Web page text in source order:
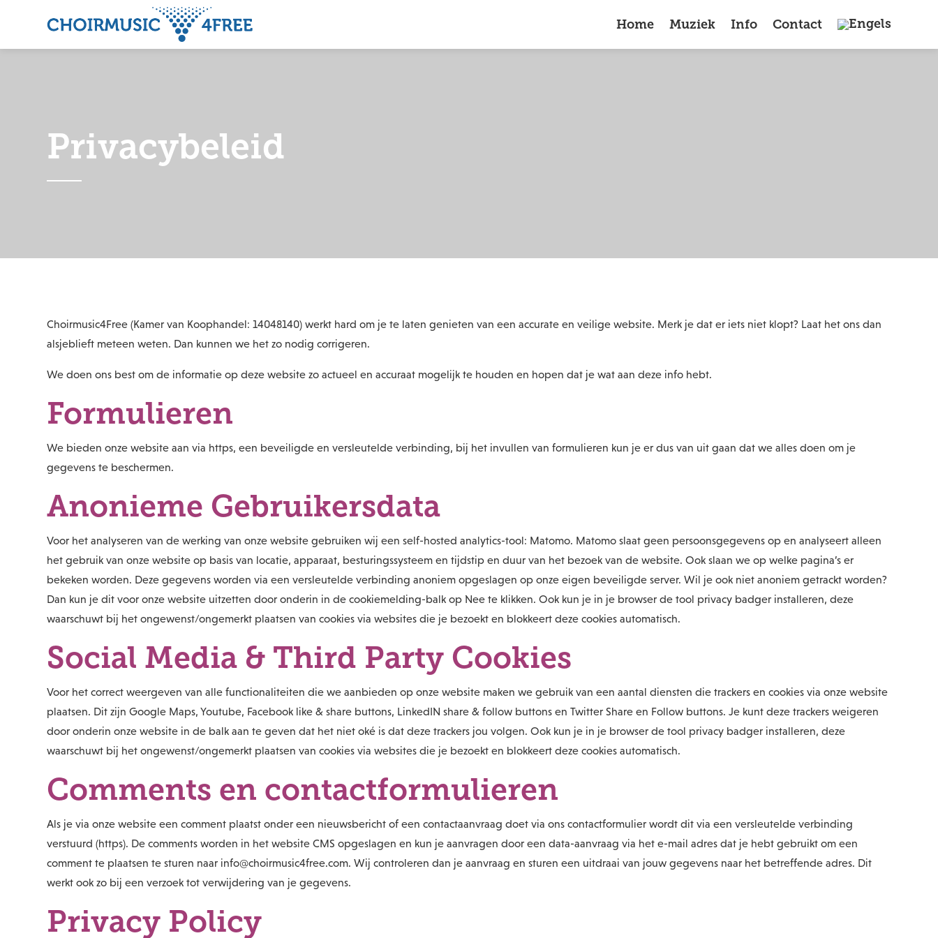
Home Muziek Info Contact
Privacybeleid
Choirmusic4Free (Kamer van Koophandel: 14048140) werkt hard om je te laten genieten van een accurate en veilige website. Merk je dat er iets niet klopt? Laat het ons dan
alsjeblieft meteen weten. Dan kunnen we het zo nodig corrigeren.
We doen ons best om de informatie op deze website zo actueel en accuraat mogelijk te houden en hopen dat je wat aan deze info hebt.
Formulieren
We bieden onze website aan via https, een beveiligde en versleutelde verbinding, bij het invullen van formulieren kun je er dus van uit gaan dat we alles doen om je
gegevens te beschermen.
Anonieme Gebruikersdata
Voor het analyseren van de werking van onze website gebruiken wij een self-hosted analytics-tool: Matomo. Matomo slaat geen persoonsgegevens op en analyseert alleen
het gebruik van onze website op basis van locatie, apparaat, besturingssysteem en tijdstip en duur van het bezoek van de website. Ook slaan we op welke pagina’s er
bekeken worden. Deze gegevens worden via een versleutelde verbinding anoniem opgeslagen op onze eigen beveiligde server. Wil je ook niet anoniem getrackt worden?
Dan kun je dit voor onze website uitzetten door onderin in de cookiemelding-balk op Nee te klikken. Ook kun je in je browser de tool privacy badger installeren, deze
waarschuwt bij het ongewenst/ongemerkt plaatsen van cookies via websites die je bezoekt en blokkeert deze cookies automatisch.
Social Media & Third Party Cookies
Voor het correct weergeven van alle functionaliteiten die we aanbieden op onze website maken we gebruik van een aantal diensten die trackers en cookies via onze website
plaatsen. Dit zijn Google Maps, Youtube, Facebook like & share buttons, LinkedIN share & follow buttons en Twitter Share en Follow buttons. Je kunt deze trackers weigeren
door onderin onze website in de balk aan te geven dat het niet oké is dat deze trackers jou volgen. Ook kun je in je browser de tool privacy badger installeren, deze
waarschuwt bij het ongewenst/ongemerkt plaatsen van cookies via websites die je bezoekt en blokkeert deze cookies automatisch.
Comments en contactformulieren
Als je via onze website een comment plaatst onder een nieuwsbericht of een contactaanvraag doet via ons contactformulier wordt dit via een versleutelde verbinding
verstuurd (https). De comments worden in het website CMS opgeslagen en kun je aanvragen door een data-aanvraag via het e-mail adres dat je hebt gebruikt om een
comment te plaatsen te sturen naar info@choirmusic4free.com. Wij controleren dan je aanvraag en sturen een uitdraai van jouw gegevens naar het betreffende adres. Dit
werkt ook zo bij een verzoek tot verwijdering van je gegevens.
Privacy Policy